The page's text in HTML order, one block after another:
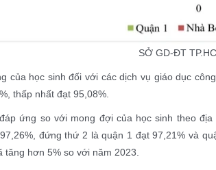
SỞ GD-ĐT
của học sinh đối với các dịch vụ giáo dục
thấp nhất đạt 95,08%.
ứng so với mong đợi của học sinh theo
đứng thứ 2 là quận 1 đạt 97,21% và
tăng hơn 5% so với năm 2023.